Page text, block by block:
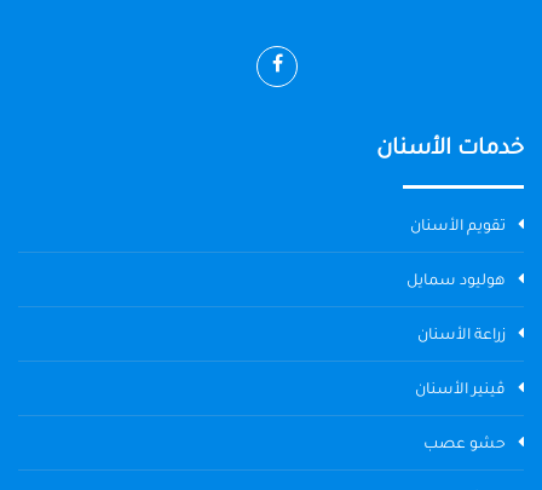
خدمات الأسنان
تقويم الأسنان
هوليود سمايل
زراعة الأسنان
ڤينير الأسنان
حشو عصب